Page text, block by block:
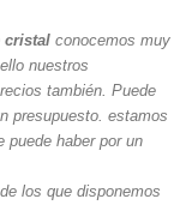
cristal conocemos muy
nuestros
también. Puede
presupuesto. estamos
puede haber por un
de los que disponemos